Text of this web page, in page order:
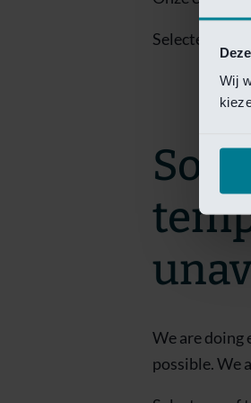
Wij
Selecteer een
We are doing
possible. We